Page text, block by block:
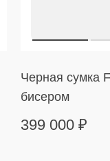
Черная сумка
бисером
399 000 ₽